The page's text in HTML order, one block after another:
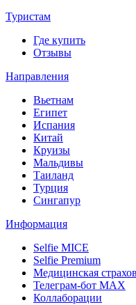
Туристам
Где купить
Отзывы
Направления
Вьетнам
Египет
Испания
Китай
Круизы
Мальдивы
Таиланд
Турция
Сингапур
Информация
Selfie MICE
Selfie Premium
Медицинская
Телеграм-бот МАХ
Коллаборации